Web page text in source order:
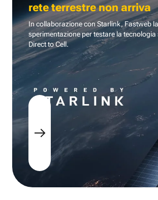
rete terrestre non arriva
In collaborazione con Starlink, Fastweb
sperimentazione per testare la tecnologia
Direct to Cell.